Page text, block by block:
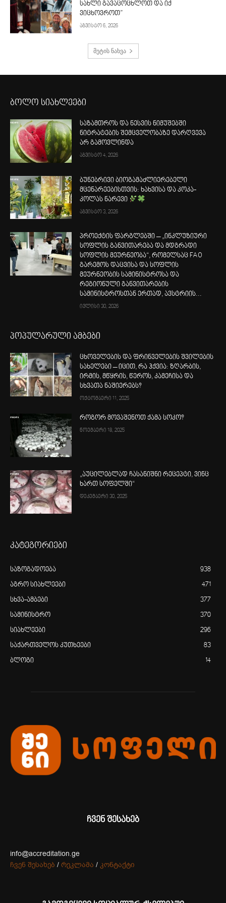
სახლი გავაცოცხლოთ და იქ
ვიცხოვროთ”
აგვისტო 6, 2026
მეტის ნახვა
ბოლო სიახლეები
საზამთროს და ნესვის ნიმუშებში
ნიტრატების შემცველობაზე დარღვევა
არ გამოვლინდა
აგვისტო 4, 2026
ბუნებრივი ბიოგამაძლიერებელი
მცენარეებისთვის: ხახვისა და კოკა-
კოლას ნარევი
აგვისტო 3, 2026
პროექტის ფარგლებში – „ინკლუზიური
სოფლის განვითარება და მდგრადი
სოფლის მეურნეობა“, რომელსაც FAO
გარემოს დაცვისა და სოფლის
მეურნეობის სამინისტროსა და
რეგიონული განვითარების
სამინისტროსთან ერთად, ავსტრიის...
ივლისი 30, 2026
პოპულარული ამბები
ცხოველების და ფრინველების შვილების
სახელები – იცით, რა ჰქვია: ზღარბის,
ირმის, მწყრის, წეროს, კამეჩისა და
სხვათა ნაშიერებს?
ოქტომბერი 11, 2025
როგორ მოვაშენოთ ქამა სოკო?
ნოემბერი 18, 2025
„აუცილებლად ჩასანიშნი რეცეპტი, ვინც
ხართ სოფელში“
დეკემბერი 30, 2025
კატეგორიები
საზოგადოება 938
აგრო სიახლეები 471
სხვა-ამბები 377
სამინისტრო 370
სიახლეები 296
საქართველოს კუთხეები 83
ბლოგი 14
ჩვენ შესახებ
info@accreditation.ge
ჩვენ შესახებ / რეკლამა / კონტაქტი